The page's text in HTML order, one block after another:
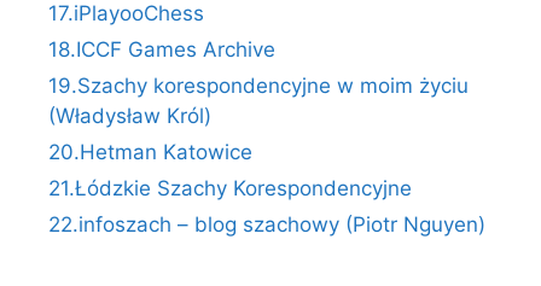
17.iPlayooChess
18.ICCF Games Archive
19.Szachy korespondencyjne w moim życiu
(Władysław Król)
20.Hetman Katowice
21.Łódzkie Szachy Korespondencyjne
22.infoszach – blog szachowy (Piotr Nguyen)